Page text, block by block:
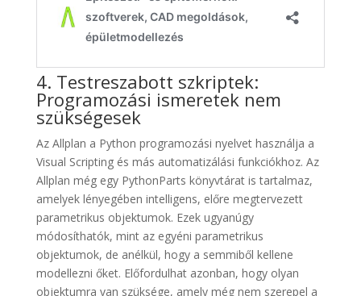
4. Testreszabott szkriptek:
Programozási ismeretek nem
szükségesek
Az Allplan a Python programozási nyelvet használja a
Visual Scripting és más automatizálási funkciókhoz. Az
Allplan még egy PythonParts könyvtárat is tartalmaz,
amelyek lényegében intelligens, előre megtervezett
parametrikus objektumok. Ezek ugyanúgy
módosíthatók, mint az egyéni parametrikus
objektumok, de anélkül, hogy a semmiből kellene
modellezni őket. Előfordulhat azonban, hogy olyan
objektumra van szüksége, amely még nem szerepel a